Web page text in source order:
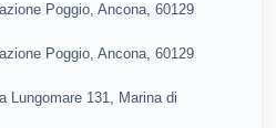
Poggio, Ancona, 60129
Poggio, Ancona, 60129
Lungomare 131, Marina di